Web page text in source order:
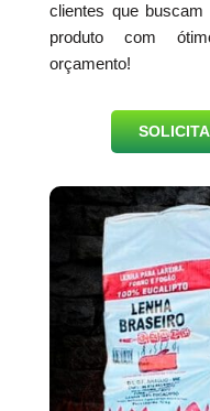
clientes que buscam
produto com
orçamento!